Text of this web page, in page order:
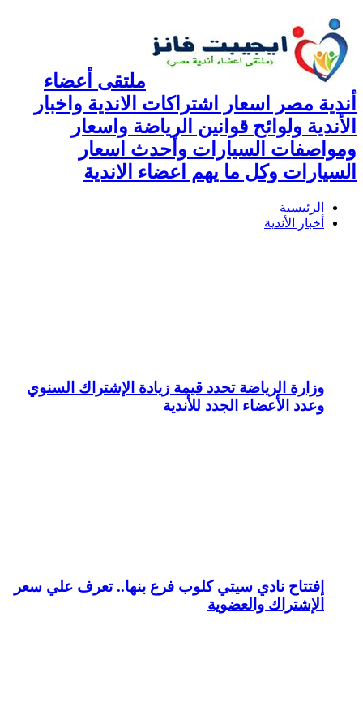
ملتقى أعضاء
أندية مصر اسعار اشتراكات الاندية واخبار
الأندية ولوائح قوانين الرياضة واسعار
ومواصفات السيارات وأحدث اسعار
السيارات وكل ما يهم اعضاء الاندية
الرئيسية
أخبار الأندية
وزارة الرياضة تحدد قيمة زيادة الإشتراك السنوي
وعدد الأعضاء الجدد للأندية
إفتتاح نادي سيتي كلوب فرع بنها.. تعرف علي سعر
الإشتراك والعضوية